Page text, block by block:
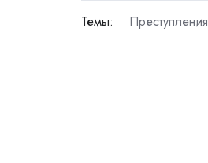
Темы: Преступления